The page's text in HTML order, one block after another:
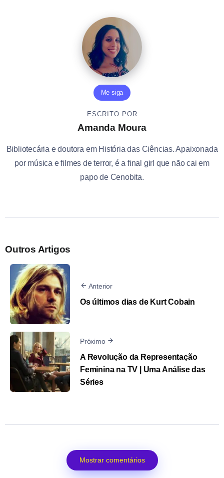
Me siga
ESCRITO POR
Amanda Moura
Bibliotecária e doutora em História das Ciências. Apaixonada
por música e filmes de terror, é a final girl que não cai em
papo de Cenobita.
Outros Artigos
Anterior
Os últimos dias de Kurt Cobain
Próximo
A Revolução da Representação
Feminina na TV | Uma Análise das
Séries
Mostrar comentários